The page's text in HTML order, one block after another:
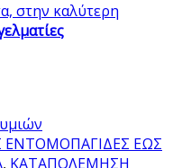
στην καλύτερη
ΕΝΤΟΜΟΠΑΓΙΔΕΣ ΕΩΣ
, ΚΑΤΑΠΟΛΕΜΗΣΗ